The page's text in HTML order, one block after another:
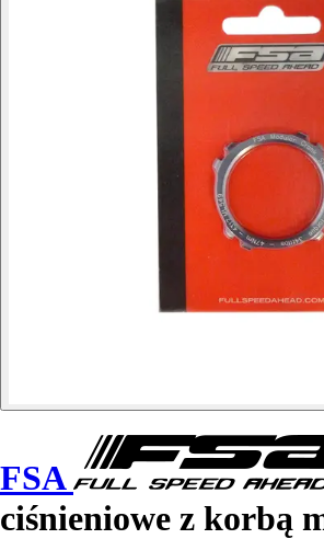
FSA
ciśnieniowe z korbą